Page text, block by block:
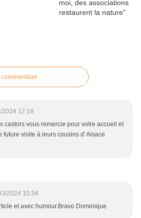
2024 12:18
castors vous remercie pour votre accueil et
future visite à leurs cousins d' Alsace
2024 10:34
et avec humour.Bravo Dominique